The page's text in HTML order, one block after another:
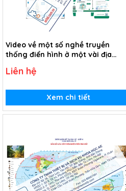
Video về một số nghề truyền
thống điển hình ở một vài địa
Liên hệ
Xem chi tiết